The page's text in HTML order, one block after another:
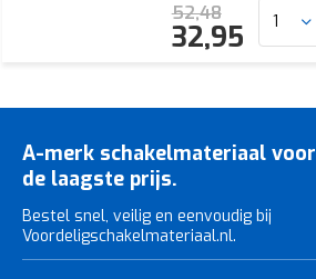
52,48
32,95
A-merk schakelmateriaal voor
de laagste prijs.
Bestel snel, veilig en eenvoudig bij
Voordeligschakelmateriaal.nl.